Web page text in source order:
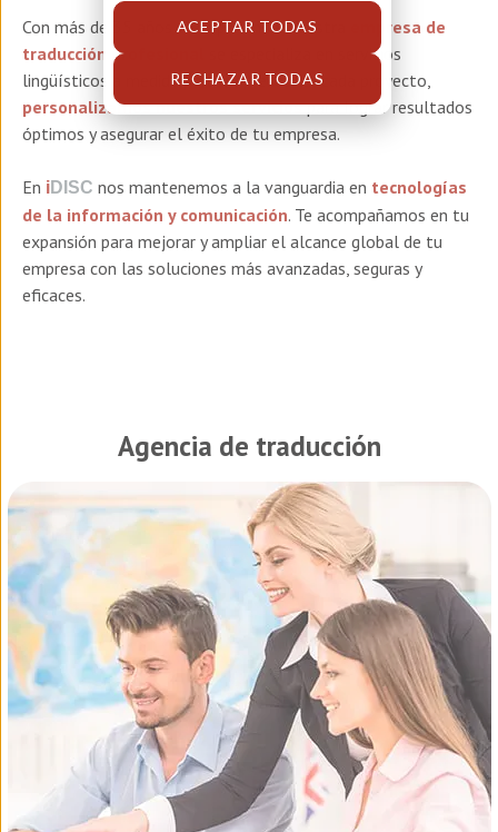
ACEPTAR TODAS
RECHAZAR TODAS
Con más de 35 años de experiencia, nuestra
empresa de
traducción profesional
se especializa en servicios
lingüísticos a medida para empresas. En cada proyecto,
personalizamos nuestros serviciospara lograr resultados
óptimos y asegurar el éxito de tu empresa.
En iDISC nos mantenemos a la vanguardia en tecnologías
de la información y comunicación. Te acompañamos en tu
expansión para mejorar y ampliar el alcance global de tu
empresa con las soluciones más avanzadas, seguras y
eficaces.
Agencia de traducción